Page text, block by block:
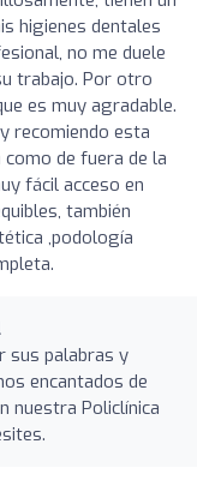
higienes dentales
no me duele
trabajo. Por otro
es muy agradable.
recomiendo esta
de fuera de la
fácil acceso en
también
,podología
sus palabras y
encantados de
nuestra Policlínica